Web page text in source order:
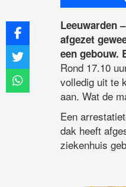
Leeuwarden
afgezet
een gebouw.
Rond 17.10
volledig uit te
aan. Wat de
Een
dak heeft
ziekenhuis